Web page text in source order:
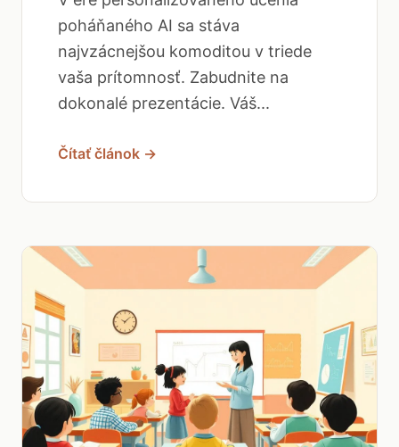
poháňaného AI sa stáva
najvzácnejšou komoditou v triede
vaša prítomnosť. Zabudnite na
dokonalé prezentácie. Váš...
Čítať článok →